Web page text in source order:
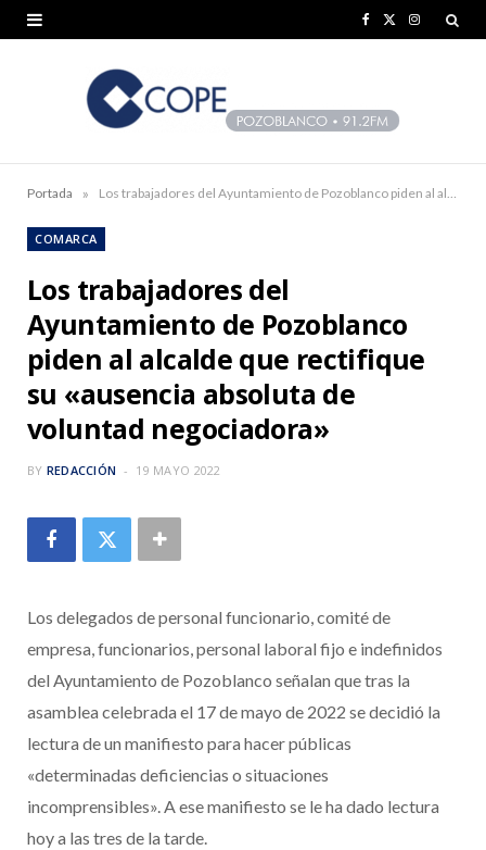
e
r
)
I
Portada »
COMARCA
Los trabajadores del
Ayuntamiento de Pozoblanco
piden al alcalde que rectifique
su «ausencia absoluta de
voluntad negociadora»
BY REDACCIÓN 19 MAYO 2022
Los delegados de personal funcionario, comité de
empresa, funcionarios, personal laboral fijo e indefinidos
del Ayuntamiento de Pozoblanco señalan que tras la
asamblea celebrada el 17 de mayo de 2022 se decidió la
lectura de un manifiesto para hacer públicas
«determinadas deficiencias o situaciones
incomprensibles». A ese manifiesto se le ha dado lectura
hoy a las tres de la tarde.